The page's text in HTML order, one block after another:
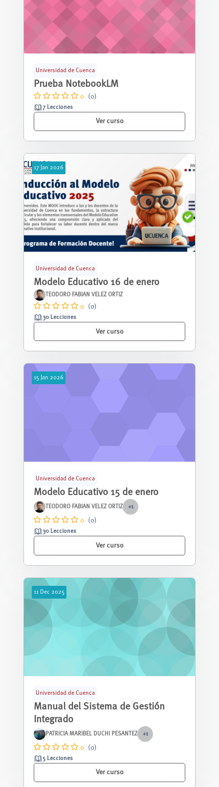
Universidad de Cuenca
Prueba NotebookLM
0 (0)
7 Lecciones
Ver curso
17 Jan 2026
Universidad de Cuenca
Modelo Educativo 16 de enero
TEODORO FABIAN VELEZ ORTIZ
0 (0)
30 Lecciones
Ver curso
15 Jan 2026
Universidad de Cuenca
Modelo Educativo 15 de enero
TEODORO FABIAN VELEZ ORTIZ +1
0 (0)
30 Lecciones
Ver curso
11 Dec 2025
Universidad de Cuenca
Manual del Sistema de Gestión
Integrado
PATRICIA MARIBEL DUCHI PESANTEZ +1
0 (0)
5 Lecciones
Ver curso